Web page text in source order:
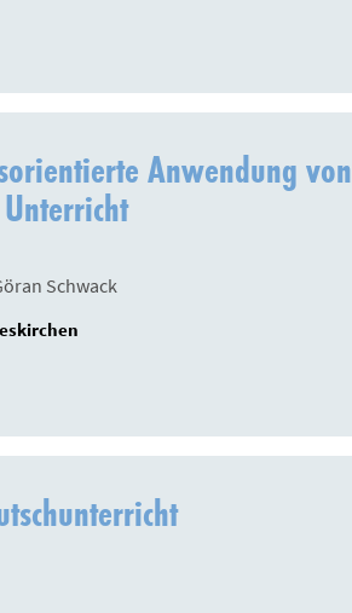
Anwendung von
Schwack